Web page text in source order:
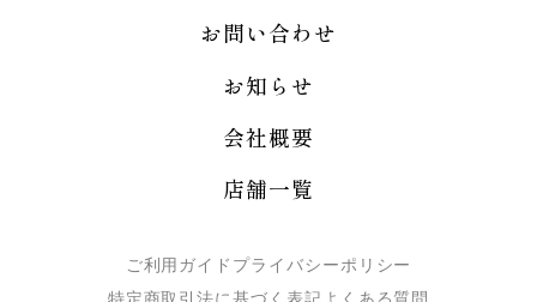
お問い合わせ
お知らせ
会社概要
店舗一覧
ご利用ガイド プライバシーポリシー